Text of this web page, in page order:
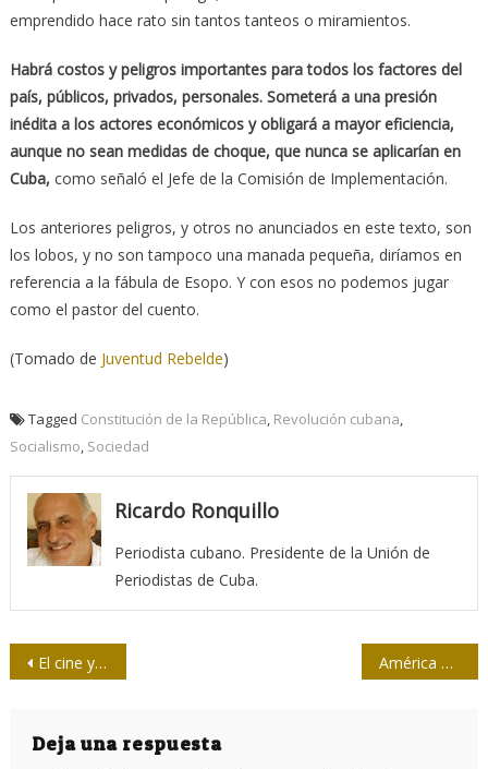
emprendido hace rato sin tantos tanteos o miramientos.
Habrá costos y peligros importantes para todos los factores del
país, públicos, privados, personales. Someterá a una presión
inédita a los actores económicos y obligará a mayor eficiencia,
aunque no sean medidas de choque, que nunca se aplicarían en
Cuba, como señaló el Jefe de la Comisión de Implementación.
Los anteriores peligros, y otros no anunciados en este texto, son
los lobos, y no son tampoco una manada pequeña, diríamos en
referencia a la fábula de Esopo. Y con esos no podemos jugar
como el pastor del cuento.
(Tomado de Juventud Rebelde)
Tagged Constitución de la República Revolución cubana
Socialismo Sociedad
Ricardo Ronquillo
Periodista cubano. Presidente de la Unión de
Periodistas de Cuba.
Navegación
entradas
El cine y la inclusión: radiografía de una industria América Latina, la región más mortal para los periodistas
Deja una respuesta